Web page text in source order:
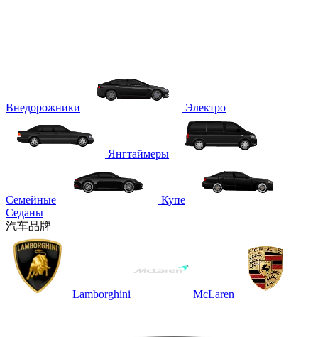
Внедорожники Электро
Янгтаймеры
Семейные
Купе
Седаны
汽车品牌
Lamborghini McLaren